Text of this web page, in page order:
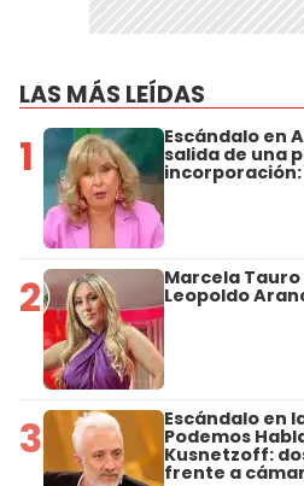
LAS MÁS LEÍDAS
1 Escándalo en
salida de una
2 Marcela
Leopoldo
3 Escándalo en
Podemos
Kusnetzoff:
frente a